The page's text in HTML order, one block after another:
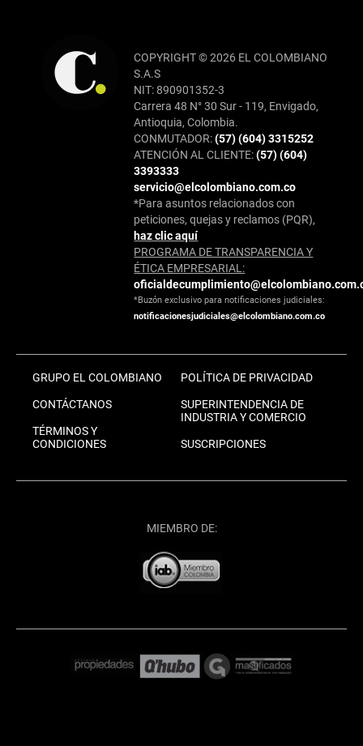
COPYRIGHT © 2026 EL COLOMBIANO
S.A.S
NIT: 890901352-3
Carrera 48 N° 30 Sur - 119, Envigado,
Antioquia, Colombia.
CONMUTADOR:(57) (604) 3315252
ATENCIÓN AL CLIENTE:(57) (604)
3393333
servicio@elcolombiano.com.co
*Para asuntos relacionados con
peticiones, quejas y reclamos (PQR),
haz clic aquí
PROGRAMA DE TRANSPARENCIA Y
ÉTICA EMPRESARIAL:
*Buzón exclusivo para notificaciones judiciales:
notificacionesjudiciales@elcolombiano.com.co
GRUPO EL COLOMBIANO
CONTÁCTANOS
TÉRMINOS Y
CONDICIONES
POLÍTICA DE PRIVACIDAD
SUPERINTENDENCIA DE
INDUSTRIA Y COMERCIO
SUSCRIPCIONES
MIEMBRO DE: